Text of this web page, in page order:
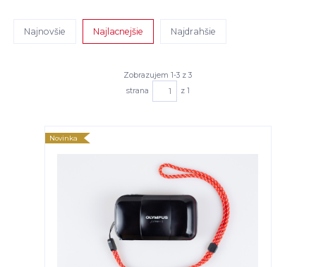
Najnovšie Najlacnejšie Najdrahšie
Zobrazujem 1-3 z 3
strana
z 1
Novinka